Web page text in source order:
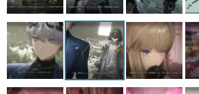
運営：株式会社マレ